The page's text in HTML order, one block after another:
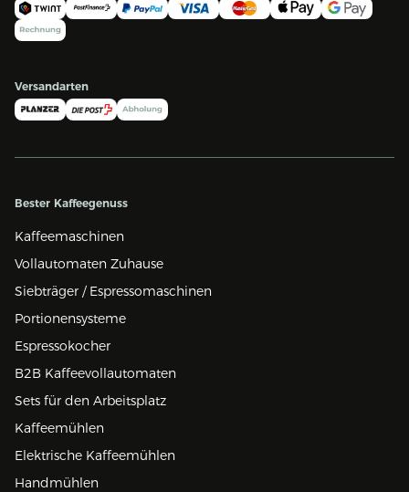
Versandarten
Bester Kaffeegenuss
Kaffeemaschinen
Vollautomaten Zuhause
Siebträger / Espressomaschinen
Portionensysteme
Espressokocher
B2B Kaffeevollautomaten
Sets für den Arbeitsplatz
Kaffeemühlen
Elektrische Kaffeemühlen
Handmühlen